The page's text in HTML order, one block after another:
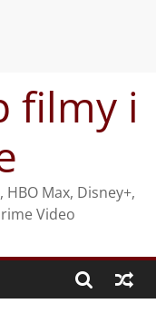
filmy i
Max, Disney+,
Video